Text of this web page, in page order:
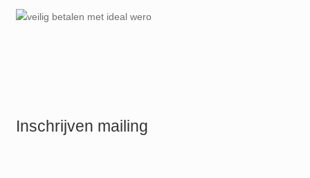
Inschrijven mailing